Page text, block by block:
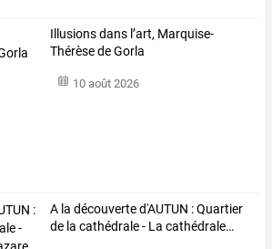
Illusions dans l’art, Marquise-
Thérèse de Gorla
10 août 2026
A la découverted'AUTUN :Quartier
de la cathédrale- La cathédrale…